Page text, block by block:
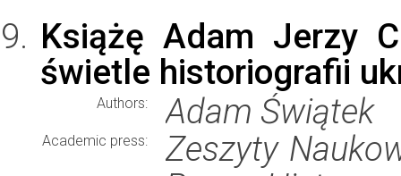
Książę Adam Jerzy
świetle historiografii
Authors: Adam Świątek
Academic press:
Zeszyty